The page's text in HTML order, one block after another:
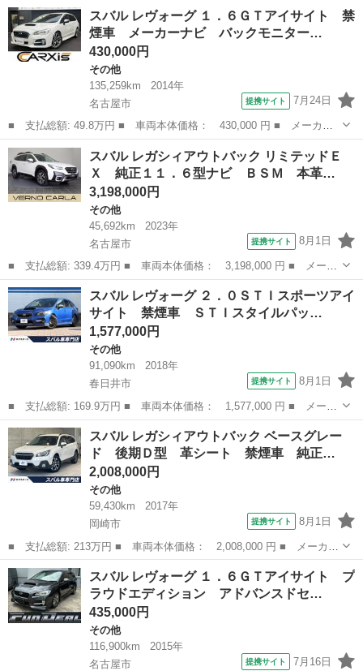
名： リミテッドＥＸ 禁煙車 Ｃ型 パワーバックドア ブラウン
レザーシー...
愛知 春日井市
スバル レヴォーグ １．６ＧＴアイサイト 禁
煙車 メーカーナビ バックモニター…
430,000円
その他
135,259km
2014年
名古屋市
提携サイト 7月24日
■ 支払総額: 49.8万円 ■ 車両本体価格： 430,000 円 ■ メーカー
名： スバル ■ 車種名： レヴォーグ ■ グレード名： １．６Ｇ
Ｔアイサイト 禁煙車 メーカーナビ バックモニター フルセグ
ＬＥＤヘッド...
愛知 名古屋市
スバル レガシィアウトバック リミテッドＥ
Ｘ 純正１１．６型ナビ ＢＳＭ 本革…
3,198,000円
その他
45,692km
2023年
名古屋市
提携サイト 8月1日
■ 支払総額: 339.4万円 ■ 車両本体価格： 3,198,000 円 ■ メーカ
ー名： スバル ■ 車種名： レガシィアウトバック ■ グレード
名： リミテッドＥＸ 純正１１．６型ナビ ＢＳＭ 本革シート
障害物セン...
愛知 名古屋市 その他
スバル レヴォーグ ２．０ＳＴＩスポーツアイ
サイト 禁煙車 ＳＴＩスタイルパッ…
1,577,000円
その他
91,090km
2018年
春日井市
提携サイト 8月1日
■ 支払総額: 169.9万円 ■ 車両本体価格： 1,577,000 円 ■ メーカ
ー名： スバル ■ 車種名： レヴォーグ ■ グレード名： ２．０
ＳＴＩスポーツアイサイト 禁煙車 ＳＴＩスタイルパッケージ 純
正Ｐａｎ...
愛知 春日井市
スバル レガシィアウトバック ベースグレー
ド 後期Ｄ型 革シート 禁煙車 純正…
2,008,000円
その他
59,430km
2017年
岡崎市
提携サイト 8月1日
■ 支払総額: 213万円 ■ 車両本体価格： 2,008,000 円 ■ メーカー
名： スバル ■ 車種名： レガシィアウトバック ■ グレード
名： ベースグレード 後期Ｄ型 革シート 禁煙車 純正８型ＳＤ
ナビ フロント...
愛知 岡崎市
スバル レヴォーグ １．６ＧＴアイサイト プ
ラウドエディション アドバンスドセ…
435,000円
その他
116,900km
2015年
名古屋市
提携サイト 7月16日